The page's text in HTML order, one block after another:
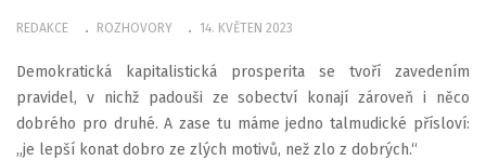
REDAKCE ROZHOVORY 14. KVĚTEN 2023
Demokratická kapitalistická prosperita se tvoří zavedením
pravidel, v nichž padouši ze sobectví konají zároveň i něco
dobrého pro druhé. A zase tu máme jedno talmudické přísloví:
„je lepší konat dobro ze zlých motivů, než zlo z dobrých.“